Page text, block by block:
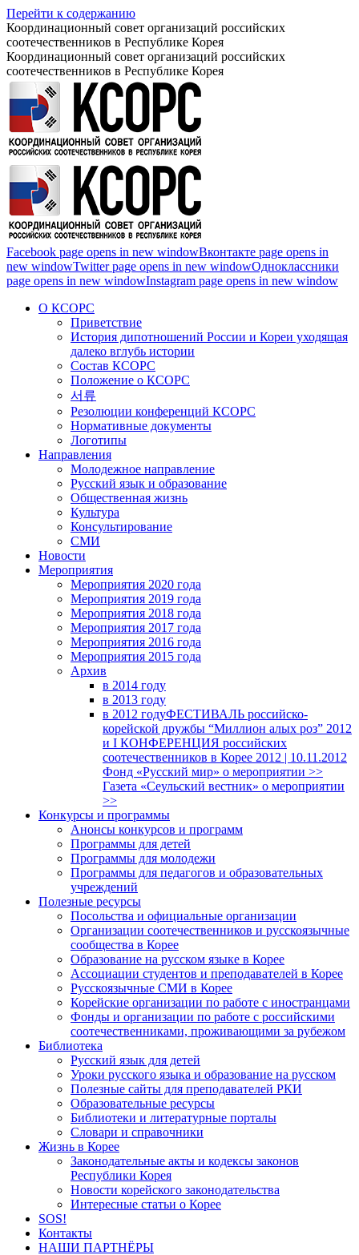
Перейти к содержанию
Координационный совет организаций российских
соотечественников в Республике Корея
Координационный совет организаций российских
соотечественников в Республике Корея
Facebook page opens in new windowВконтакте page opens in
new windowTwitter page opens in new windowОдноклассники
page opens in new windowInstagram page opens in new window
О КСОРС
Приветствие
История дипотношений России и Кореи уходящая
далеко вглубь истории
Состав КСОРС
Положение о КСОРС
서류
Резолюции конференций КСОРС
Нормативные документы
Логотипы
Направления
Молодежное направление
Русский язык и образование
Общественная жизнь
Культура
Консультирование
СМИ
Новости
Мероприятия
Мероприятия 2020 года
Мероприятия 2019 года
Мероприятия 2018 годa
Мероприятия 2017 года
Мероприятия 2016 года
Мероприятия 2015 года
Архив
в 2014 году
в 2013 году
в 2012 годуФЕСТИВАЛЬ российско-
корейской дружбы “Миллион алых роз” 2012
и I КОНФЕРЕНЦИЯ российских
соотечественников в Корее 2012 | 10.11.2012
Фонд «Русский мир» о мероприятии >>
Газета «Сеульский вестник» о мероприятии
>>
Конкурсы и программы
Анонсы конкурсов и программ
Программы для детей
Программы для молодежи
Программы для педагогов и образовательных
учреждений
Полезные ресурсы
Посольства и официальные организации
Организации соотечественников и русскоязычные
сообщества в Корее
Образование на русском языке в Корее
Ассоциации студентов и преподавателей в Корее
Русскоязычные СМИ в Корее
Корейские организации по работе с иностранцами
Фонды и организации по работе с российскими
соотечественниками, проживающими за рубежом
Библиотека
Русский язык для детей
Уроки русского языка и образование на русском
Полезные сайты для преподавателей РКИ
Образовательные ресурсы
Библиотеки и литературные порталы
Словари и справочники
Жизнь в Корее
Законодательные акты и кодексы законов
Республики Корея
Новости корейского законодательства
Интересные статьи о Корее
SOS!
Контакты
НАШИ ПАРТНЁРЫ